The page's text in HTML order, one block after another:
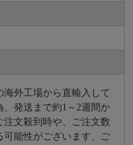
外工場から直輸入して
、発送まで約1～2週間か
文殺到時や、ご注文数
可能性がございます、ご